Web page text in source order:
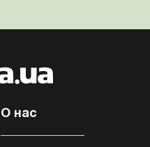
О нас